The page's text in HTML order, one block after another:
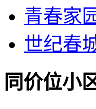
青春家
世纪春
同价位小